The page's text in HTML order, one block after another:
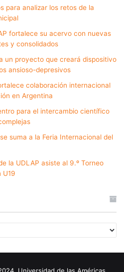
para analizar los retos de la
fortalece su acervo con nuevas
y consolidados
un proyecto que creará dispositivo
ansioso-depresivos
colaboración internacional
en Argentina
para el intercambio científico
suma a la Feria Internacional del
la UDLAP asiste al 9.º Torneo
U19